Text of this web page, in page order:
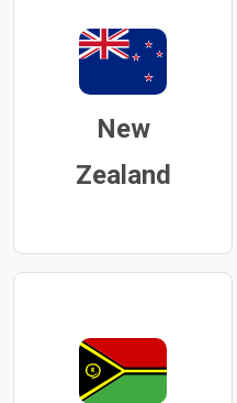
New
Zealand